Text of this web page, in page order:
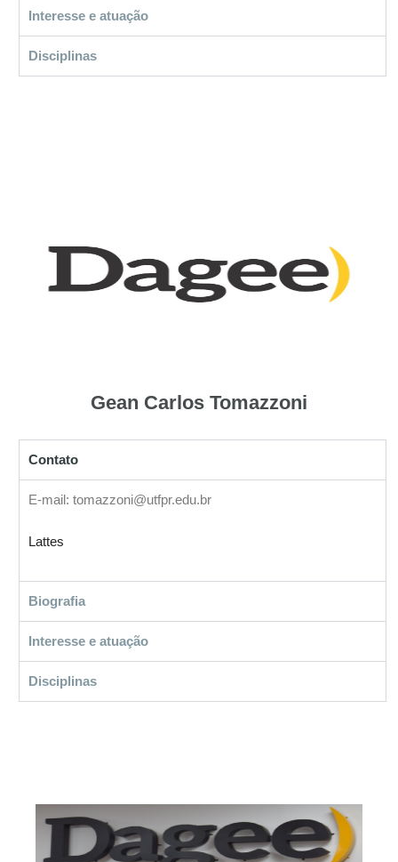
Interesse e atuação
Disciplinas
Gean Carlos Tomazzoni
Contato
E-mail: tomazzoni@utfpr.edu.br
Lattes
Biografia
Interesse e atuação
Disciplinas